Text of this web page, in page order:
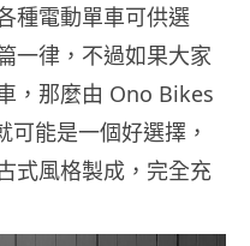
種電動單車可供選
一律，不過如果大家
，那麼由 Ono Bikes
能是一個好選擇，
式風格製成，完全充